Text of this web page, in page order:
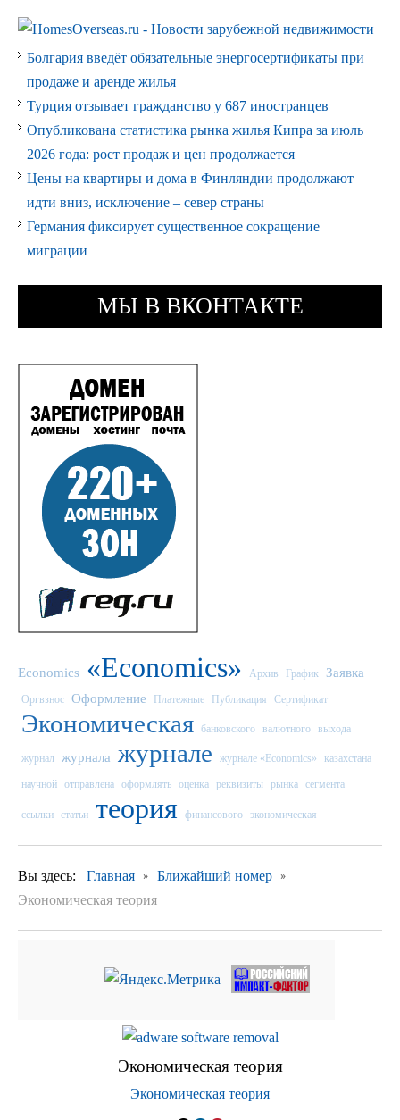
Болгария введёт обязательные энергосертификаты при
продаже и аренде жилья
Турция отзывает гражданство у 687 иностранцев
Опубликована статистика рынка жилья Кипра за июль
2026 года: рост продаж и цен продолжается
Цены на квартиры и дома в Финляндии продолжают
идти вниз, исключение – север страны
Германия фиксирует существенное сокращение
миграции
МЫ В ВКОНТАКТЕ
Economics «Economics» Архив График Заявка
Оргвзнос Оформление Платежные Публикация Сертификат
Экономическая банковского валютного выхода
журнал журнала журнале журнале «Economics» казахстана
научной отправлена оформлять оценка реквизиты рынка сегмента
ссылки статьи теория финансового экономическая
Вы здесь: Главная
Ближайший номер
Экономическая теория
Экономическая теория
Экономическая теория